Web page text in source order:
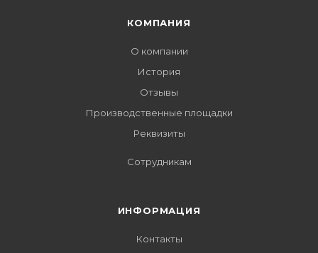
КОМПАНИЯ
О компании
История
Отзывы
Производственные площадки
Реквизиты
Сотрудникам
ИНФОРМАЦИЯ
Контакты